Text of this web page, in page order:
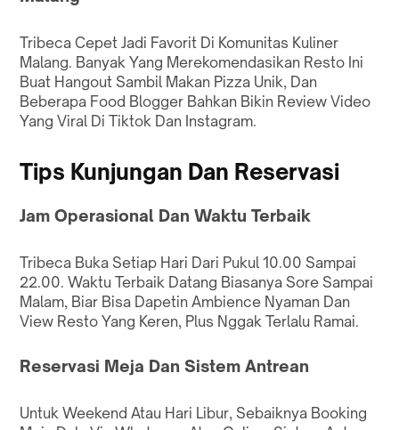
Tribeca Cepet Jadi Favorit Di Komunitas Kuliner
Malang. Banyak Yang Merekomendasikan Resto Ini
Buat Hangout Sambil Makan Pizza Unik, Dan
Beberapa Food Blogger Bahkan Bikin Review Video
Yang Viral Di Tiktok Dan Instagram.
Tips Kunjungan Dan Reservasi
Jam Operasional Dan Waktu Terbaik
Tribeca Buka Setiap Hari Dari Pukul 10.00 Sampai
22.00. Waktu Terbaik Datang Biasanya Sore Sampai
Malam, Biar Bisa Dapetin Ambience Nyaman Dan
View Resto Yang Keren, Plus Nggak Terlalu Ramai.
Reservasi Meja Dan Sistem Antrean
Untuk Weekend Atau Hari Libur, Sebaiknya Booking